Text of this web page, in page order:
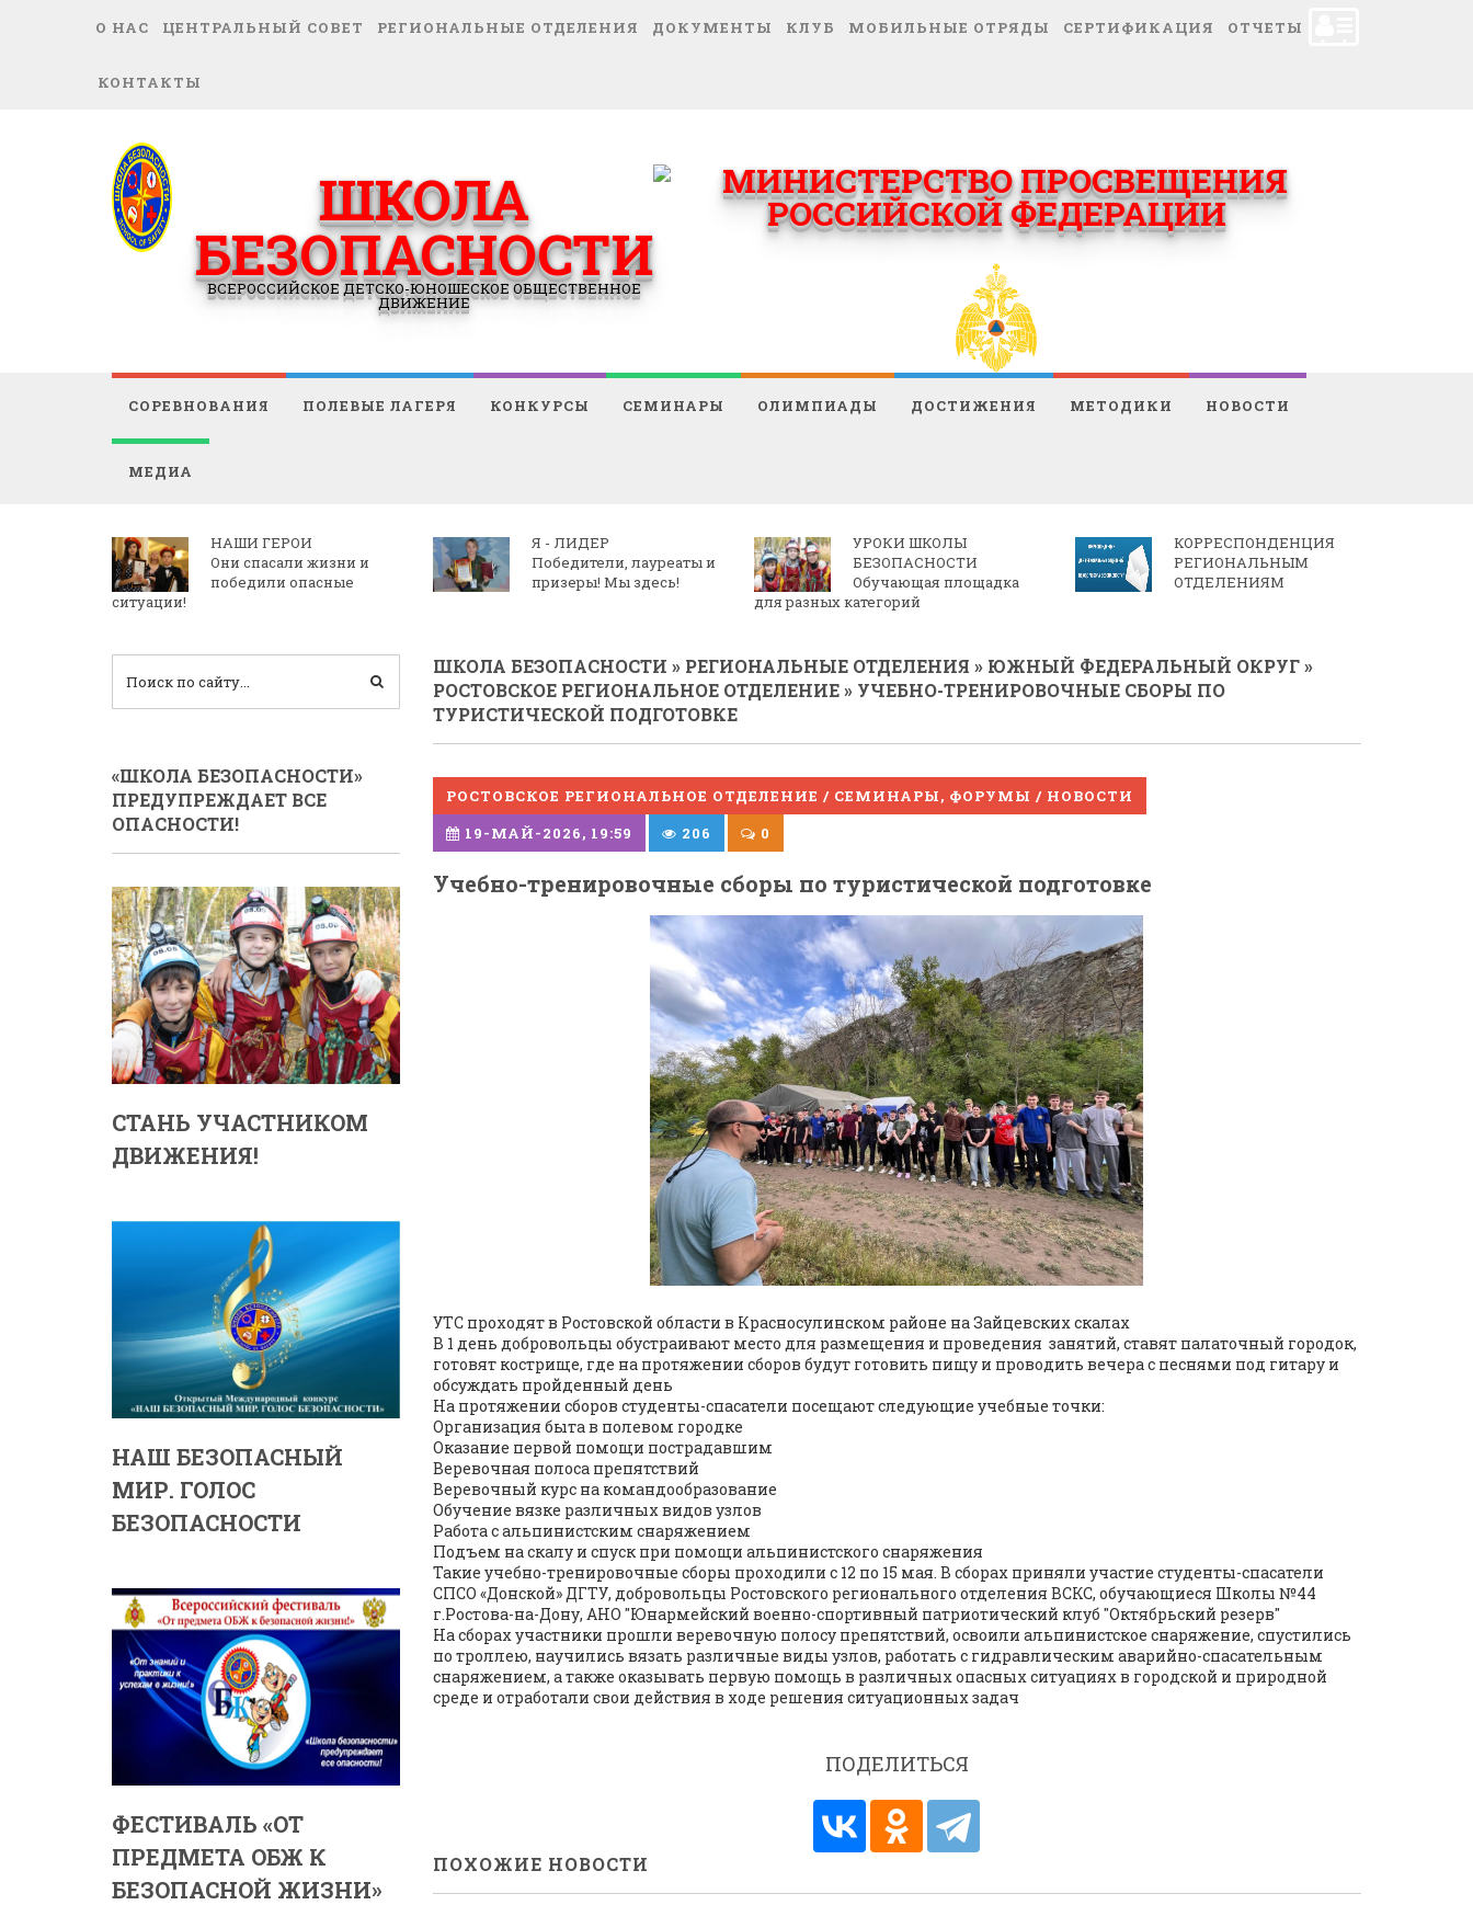
О НАС ЦЕНТРАЛЬНЫЙ СОВЕТ РЕГИОНАЛЬНЫЕ ОТДЕЛЕНИЯ ДОКУМЕНТЫ КЛУБ МОБИЛЬНЫЕ ОТРЯДЫ СЕРТИФИКАЦИЯ ОТЧЕТЫ
КОНТАКТЫ
ШКОЛА
БЕЗОПАСНОСТИ
ВСЕРОССИЙСКОЕ ДЕТСКО-ЮНОШЕСКОЕ ОБЩЕСТВЕННОЕ
ДВИЖЕНИЕ
СОРЕВНОВАНИЯ ПОЛЕВЫЕ ЛАГЕРЯ КОНКУРСЫ СЕМИНАРЫ ОЛИМПИАДЫ ДОСТИЖЕНИЯ МЕТОДИКИ НОВОСТИ
МЕДИА
НАШИ ГЕРОИ
Они спасали жизни и
победили опасные
ситуации!
Я - ЛИДЕР
Победители, лауреаты и
призеры! Мы здесь!
УРОКИ ШКОЛЫ
БЕЗОПАСНОСТИ
Обучающая площадка
для разных категорий
КОРРЕСПОНДЕНЦИЯ
РЕГИОНАЛЬНЫМ
ОТДЕЛЕНИЯМ
ШКОЛА БЕЗОПАСНОСТИ » РЕГИОНАЛЬНЫЕ ОТДЕЛЕНИЯ » ЮЖНЫЙ ФЕДЕРАЛЬНЫЙ ОКРУГ»
РОСТОВСКОЕ РЕГИОНАЛЬНОЕ ОТДЕЛЕНИЕ» УЧЕБНО-ТРЕНИРОВОЧНЫЕ СБОРЫ ПО
ТУРИСТИЧЕСКОЙ ПОДГОТОВКЕ
РОСТОВСКОЕ РЕГИОНАЛЬНОЕ ОТДЕЛЕНИЕ / СЕМИНАРЫ, ФОРУМЫ / НОВОСТИ
19-МАЙ-2026, 19:59
206 0
Учебно-тренировочные сборы по туристической подготовке
УТС проходят в Ростовской области в Красносулинском районе на Зайцевских скалах
В 1 день добровольцы обустраивают место для размещения и проведения занятий, ставят палаточный городок,
готовят кострище, где на протяжении сборов будут готовить пищу и проводить вечера с песнями под гитару и
обсуждать пройденный день
На протяжении сборов студенты-спасатели посещают следующие учебные точки:
Организация быта в полевом городке
Оказание первой помощи пострадавшим
Веревочная полоса препятствий
Веревочный курс на командообразование
Обучение вязке различных видов узлов
Работа с альпинистским снаряжением
Подъем на скалу и спуск при помощи альпинистского снаряжения
Такие учебно-тренировочные сборы проходили с 12 по 15 мая. В сборах приняли участие студенты-спасатели
СПСО «Донской» ДГТУ, добровольцы Ростовского регионального отделения ВСКС, обучающиеся Школы №44
г.Ростова-на-Дону, АНО "Юнармейский военно-спортивный патриотический клуб "Октябрьский резерв"
На сборах участники прошли веревочную полосу препятствий, освоили альпинистское снаряжение, спустились
по троллею, научились вязать различные виды узлов, работать с гидравлическим аварийно-спасательным
снаряжением, а также оказывать первую помощь в различных опасных ситуациях в городской и природной
среде и отработали свои действия в ходе решения ситуационных задач
ПОДЕЛИТЬСЯ
ПОХОЖИЕ НОВОСТИ
«ШКОЛА БЕЗОПАСНОСТИ»
ПРЕДУПРЕЖДАЕТ ВСЕ
ОПАСНОСТИ!
СТАНЬ УЧАСТНИКОМ
ДВИЖЕНИЯ!
НАШ БЕЗОПАСНЫЙ
МИР. ГОЛОС
БЕЗОПАСНОСТИ
ФЕСТИВАЛЬ «ОТ
ПРЕДМЕТА ОБЖ К
БЕЗОПАСНОЙ ЖИЗНИ»